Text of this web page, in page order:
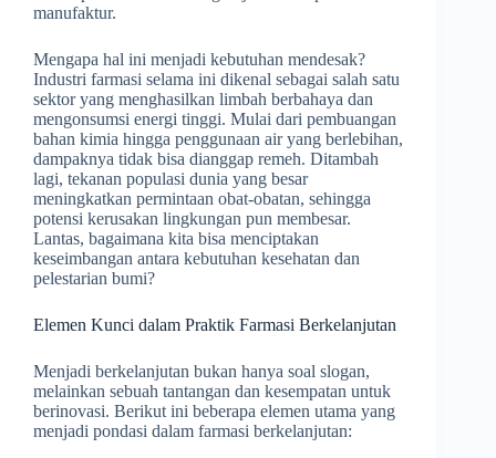
manufaktur.
Mengapa hal ini menjadi kebutuhan mendesak?
Industri farmasi selama ini dikenal sebagai salah satu
sektor yang menghasilkan limbah berbahaya dan
mengonsumsi energi tinggi. Mulai dari pembuangan
bahan kimia hingga penggunaan air yang berlebihan,
dampaknya tidak bisa dianggap remeh. Ditambah
lagi, tekanan populasi dunia yang besar
meningkatkan permintaan obat-obatan, sehingga
potensi kerusakan lingkungan pun membesar.
Lantas, bagaimana kita bisa menciptakan
keseimbangan antara kebutuhan kesehatan dan
pelestarian bumi?
Elemen Kunci dalam Praktik Farmasi Berkelanjutan
Menjadi berkelanjutan bukan hanya soal slogan,
melainkan sebuah tantangan dan kesempatan untuk
berinovasi. Berikut ini beberapa elemen utama yang
menjadi pondasi dalam farmasi berkelanjutan: